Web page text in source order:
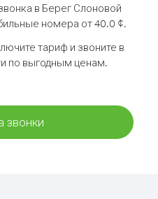
в Берег Слоновой
номера от 40.0 ¢.
тариф и звоните в
по выгодным ценам.
звонки